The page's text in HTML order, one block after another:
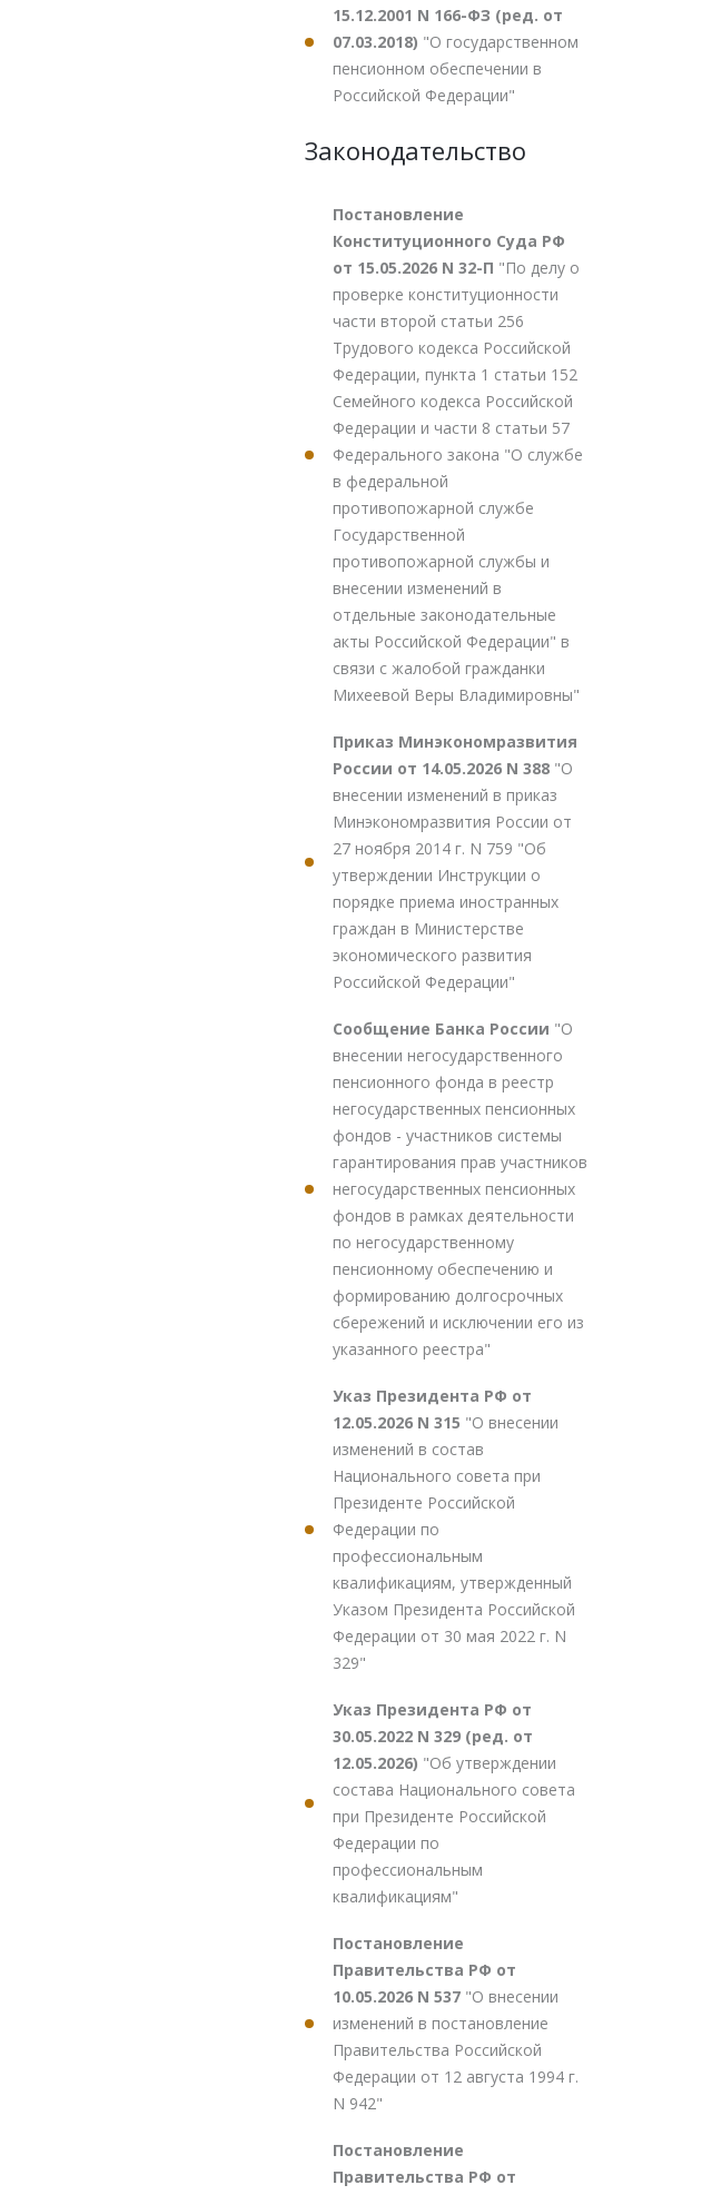
15.12.2001 N 166-ФЗ (ред. от
07.03.2018) "О государственном
пенсионном обеспечении в
Российской Федерации"
Законодательство
Постановление
Конституционного Суда РФ
от 15.05.2026 N 32-П "По делу о
проверке конституционности
части второй статьи 256
Трудового кодекса Российской
Федерации, пункта 1 статьи 152
Семейного кодекса Российской
Федерации и части 8 статьи 57
Федерального закона "О службе
в федеральной
противопожарной службе
Государственной
противопожарной службы и
внесении изменений в
отдельные законодательные
акты Российской Федерации" в
связи с жалобой гражданки
Михеевой Веры Владимировны"
Приказ Минэкономразвития
России от 14.05.2026 N 388 "О
внесении изменений в приказ
Минэкономразвития России от
27 ноября 2014 г. N 759 "Об
утверждении Инструкции о
порядке приема иностранных
граждан в Министерстве
экономического развития
Российской Федерации"
Сообщение Банка России "О
внесении негосударственного
пенсионного фонда в реестр
негосударственных пенсионных
фондов - участников системы
гарантирования прав участников
негосударственных пенсионных
фондов в рамках деятельности
по негосударственному
пенсионному обеспечению и
формированию долгосрочных
сбережений и исключении его из
указанного реестра"
Указ Президента РФ от
12.05.2026 N 315 "О внесении
изменений в состав
Национального совета при
Президенте Российской
Федерации по
профессиональным
квалификациям, утвержденный
Указом Президента Российской
Федерации от 30 мая 2022 г. N
329"
Указ Президента РФ от
30.05.2022 N 329 (ред. от
12.05.2026) "Об утверждении
состава Национального совета
при Президенте Российской
Федерации по
профессиональным
квалификациям"
Постановление
Правительства РФ от
10.05.2026 N 537 "О внесении
изменений в постановление
Правительства Российской
Федерации от 12 августа 1994 г.
N 942"
Постановление
Правительства РФ от